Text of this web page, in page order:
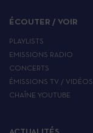
ÉCOUTER / VOIR
PLAYLISTS
EMISSIONS RADIO
CONCERTS
ÉMISSIONS TV / VIDÉOS
CHAÎNE YOUTUBE